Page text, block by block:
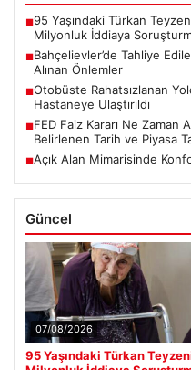
■95 Yaşındaki Türkan
Milyonluk İddiaya
■Bahçelievler’de Tahliye
Alınan Önlemler
■Otobüste Rahatsızlanan
Hastaneye Ulaştırıldı
■FED Faiz Kararı Ne Zaman
Belirlenen Tarih ve Piyasa
■Açık Alan Mimarisinde
Güncel
07/08/2026
95 Yaşındaki Türkan